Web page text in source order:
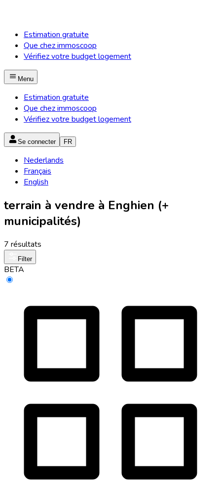
Estimation gratuite
Que chez immoscoop
Vérifiez votre budget logement
Menu
Estimation gratuite
Que chez immoscoop
Vérifiez votre budget logement
Se connecter FR
Nederlands
Français
English
terrain à vendre à Enghien (+
municipalités)
7 résultats
Filter
BETA